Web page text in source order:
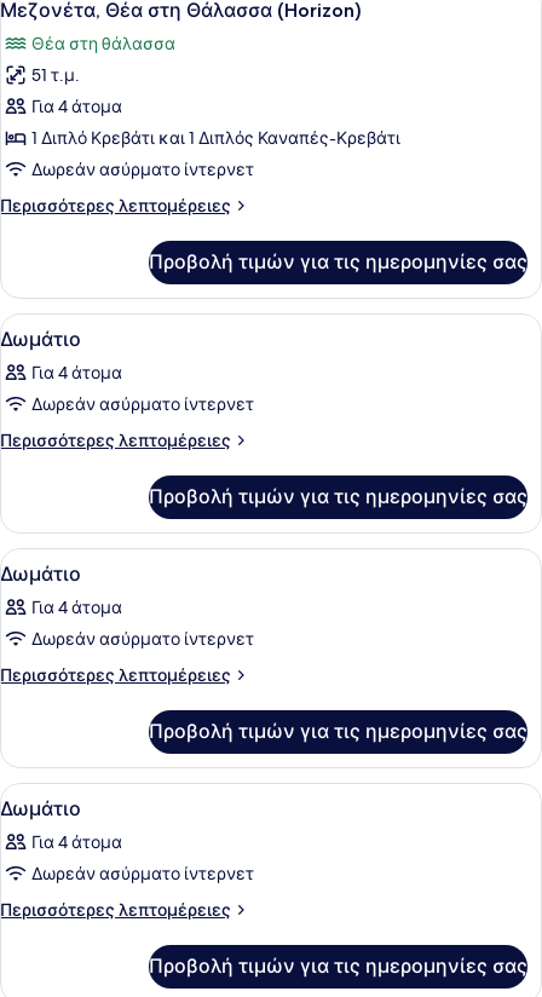
στη
Θάλασσα
(Panorama)
όλων
των
φωτογραφιών
για
Μεζονέτα,
Θέα
στη
Θάλασσα
18
Μεζονέτα, Θέα στη Θάλασσα (Horizon)
Θέα στη θάλασσα
51 τ.μ.
Για 4 άτομα
1 Διπλό Κρεβάτι και 1 Διπλός Καναπές-Κρεβάτι
Δωρεάν ασύρματο ίντερνετ
Περισσότερες λεπτομέρειες
Περισσότερες
Θέα
στη
Θάλασσα
(Horizon)
Προβολή τιμών για τις ημερομηνίες σας
Προβολή
όλων
των
φωτογραφιών
για
Ένα κρεβάτι με ένα ριγέ
26
Δωμάτιο
Για 4 άτομα
Δωρεάν ασύρματο ίντερνετ
Περισσότερες λεπτομέρειες
Περισσότερες
Προβολή τιμών για τις ημερομηνίες σας
Προβολή
όλων
των
φωτογραφιών
για
Ένα σύγχρονο υπνοδωμάτιο με
29
Δωμάτιο
Για 4 άτομα
Δωρεάν ασύρματο ίντερνετ
Περισσότερες λεπτομέρειες
Περισσότερες
Προβολή τιμών για τις ημερομηνίες σας
Προβολή
όλων
των
φωτογραφιών
για
Ένα υπνοδωμάτιο με φεγγίτη, ένα
29
Δωμάτιο
Για 4 άτομα
Δωρεάν ασύρματο ίντερνετ
Περισσότερες λεπτομέρειες
Περισσότερες
Προβολή τιμών για τις ημερομηνίες σας